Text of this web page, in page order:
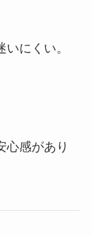
にくい。
心感があり